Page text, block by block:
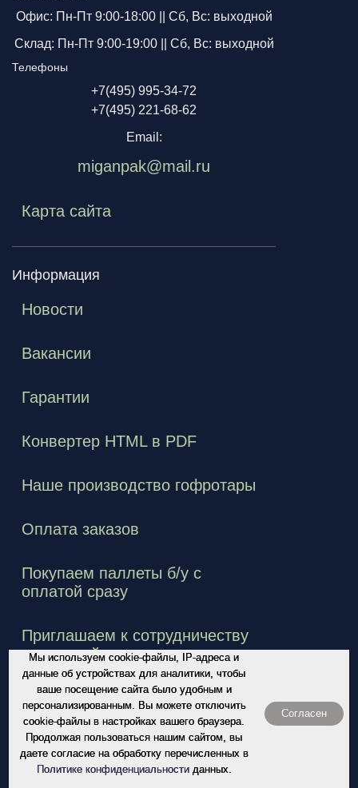
Мы используем cookie-файлы, IP-адреса и
данные об устройствах для аналитики, чтобы
ваше посещение сайта было удобным и
персонализированным. Вы можете отключить
cookie-файлы в настройках вашего браузера.
Продолжая пользоваться нашим сайтом, вы
даете согласие на обработку перечисленных в
Политике конфиденциальностиданных.
Согласен
Офис: Пн-Пт 9:00-18:00 || Сб, Вс: выходной
Склад: Пн-Пт 9:00-19:00 || Сб, Вс: выходной
Телефоны
+7(495) 995-34-72
+7(495) 221-68-62
Email:
miganpak@mail.ru
Карта сайта
Информация
Новости
Вакансии
Гарантии
Конвертер HTML в PDF
Наше производство гофротары
Оплата заказов
Покупаем паллеты б/у с
оплатой сразу
Приглашаем к сотрудничеству
водителей
Упаковочные коробки из картона
Политика конфиденциальности